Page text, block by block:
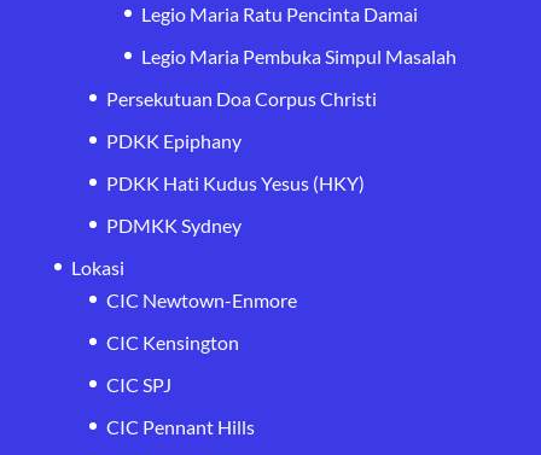
Legio Maria Ratu Pencinta Damai
Legio Maria Pembuka Simpul Masalah
Persekutuan Doa Corpus Christi
PDKK Epiphany
PDKK Hati Kudus Yesus (HKY)
PDMKK Sydney
Lokasi
CIC Newtown-Enmore
CIC Kensington
CIC SPJ
CIC Pennant Hills